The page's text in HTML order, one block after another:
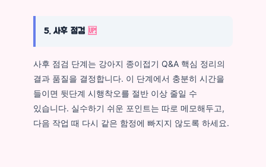
5. 사후 점검 🆙
사후 점검 단계는 강아지 종이접기 Q&A 핵심 정리의
결과 품질을 결정합니다. 이 단계에서 충분히 시간을
들이면 뒷단계 시행착오를 절반 이상 줄일 수
있습니다. 실수하기 쉬운 포인트는 따로 메모해두고,
다음 작업 때 다시 같은 함정에 빠지지 않도록 하세요.